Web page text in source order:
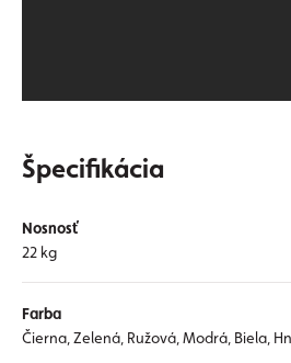
Špecifikácia
Nosnosť
22 kg
Farba
Čierna, Zelená, Ružová, Modrá, Biela,